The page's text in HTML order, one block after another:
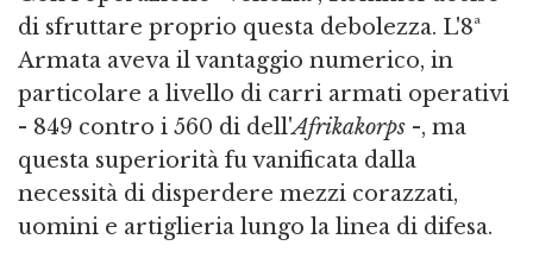
di sfruttare proprio questa debolezza. L'8ª
Armata aveva il vantaggio numerico, in
particolare a livello di carri armati operativi
- 849 contro i 560 di dell'Afrikakorps -, ma
questa superiorità fu vanificata dalla
necessità di disperdere mezzi corazzati,
uomini e artiglieria lungo la linea di difesa.